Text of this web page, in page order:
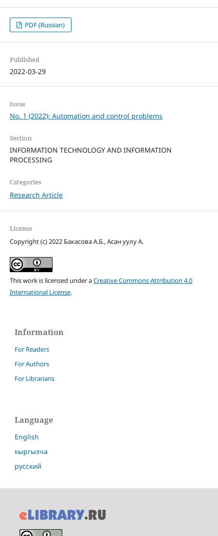
PDF (Russian)
Published
2022-03-29
Issue
No. 1 (2022): Automation and control problems
Section
INFORMATION TECHNOLOGY AND INFORMATION
PROCESSING
Categories
Research Article
License
Copyright (c) 2022 Бакасова А.Б., Асан уулу А.
This work is licensed under aCreative Commons Attribution 4.0
International License.
Information
For Readers
For Authors
For Librarians
Language
English
кыргызча
русский